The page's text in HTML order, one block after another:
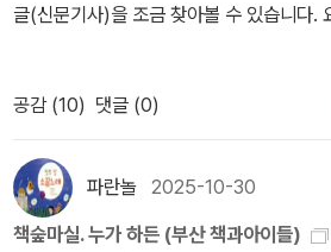
글(신문기사)을 조금 찾아볼 수 있습니다.
시늉을 하는구나 싶습니다만, ‘고작 1억 원’
는 뒷돈입니다. 모든 뒷짓과 뒷돈을 씻어야
그쪽이 저지른 몰래짓과 몰래돈뿐 아니라,
멍청돈을 낱낱이 뱉어내야지요. 아름마을
고 할 적에 차분히 거듭나요. 아무리 여름
들어 열매가 무르익습니다. 아무리 겨울이
공감 (10) 댓글 (0)
파란놀 2025-10-30
책숲마실. 누가 하든 (부산 책과아이들)